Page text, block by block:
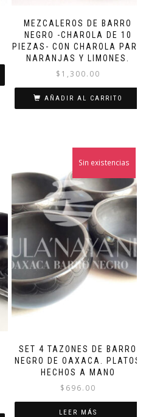
MEZCALEROS DE BARRO
NEGRO -CHAROLA DE 10
PIEZAS- CON CHAROLA PARA
NARANJAS Y LIMONES.
$ 1,300.00
AÑADIR AL CARRITO
SET 4 TAZONES DE BARRO
NEGRO DE OAXACA. PLATOS
HECHOS A MANO
$ 696.00
Sin existencias
LEER MÁS